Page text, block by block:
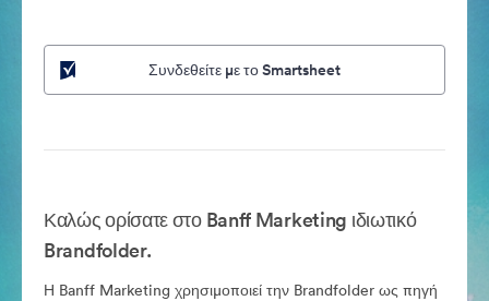
Συνδεθείτε με το Smartsheet
Καλώς ορίσατε στο Banff Marketing ιδιωτικό
Brandfolder.
Η Banff Marketing χρησιμοποιεί την Brandfolder ως πηγή